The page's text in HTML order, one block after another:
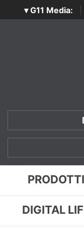
▾ G11 Media:
SecurityOpenLab
PRODOTTI
DIGITAL